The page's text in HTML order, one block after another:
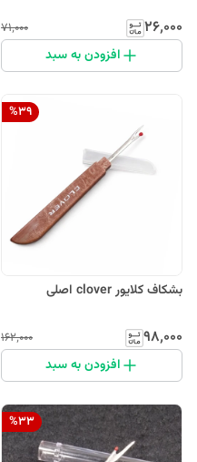
۲۶٬۰۰۰ ۷۱٬۰۰۰
افزودن به سبد
%39
بشکاف کلایور clover اصلی
۹۸٬۰۰۰ ۱۶۲٬۰۰۰
افزودن به سبد
%33